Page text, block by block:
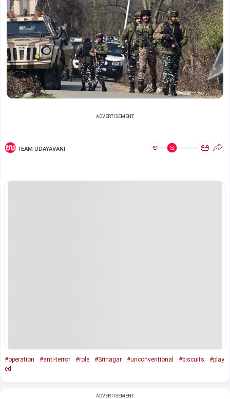
ADVERTISEMENT
TEAM UDAYAVANI ಅ ಅ
#operation #anti-terror #role #Srinagar #unconventional #biscuits
#play
ed
ADVERTISEMENT